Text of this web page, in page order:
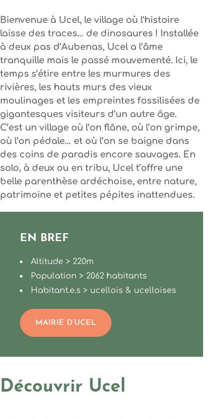
Bienvenue à Ucel, le village où l’histoire
laisse des traces… de dinosaures ! Installée
à deux pas d’Aubenas, Ucel a l’âme
tranquille mais le passé mouvementé. Ici, le
temps s’étire entre les murmures des
rivières, les hauts murs des vieux
moulinages et les empreintes fossilisées de
gigantesques visiteurs d’un autre âge.
C’est un village où l’on flâne, où l’on grimpe,
où l’on pédale… et où l’on se baigne dans
des coins de paradis encore sauvages. En
solo, à deux ou en tribu, Ucel t’offre une
belle parenthèse ardéchoise, entre nature,
patrimoine et petites pépites inattendues.
EN BREF
Altitude > 220m
Population > 2062 habitants
Habitant.e.s > ucellois & ucelloises
MAIRIE D’UCEL
Découvrir Ucel